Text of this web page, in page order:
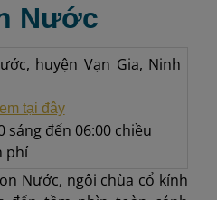
Nước
huyện Vạn Gia, Ninh
tại đây
sáng đến 06:00 chiều
phí
Nước, ngôi chùa cổ kính